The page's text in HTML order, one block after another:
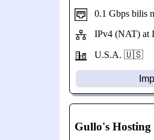
0.1 Gbps bilis
IPv4 (NAT) at
U.S.A. 🇺🇸
Gullo's Hosting